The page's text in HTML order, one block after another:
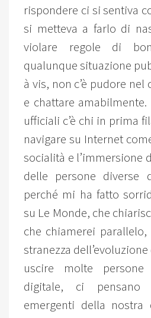
rispondere ci si sentiva
si metteva a farlo di
violare regole di
qualunque situazione
à vis, non c’è pudore
e chattare
ufficiali c’è chi in prima
navigare su Internet
socialità e l’immersione
delle persone diverse
perché mi ha fatto
su Le Monde, che
che chiamerei
stranezza
uscire molte
digitale, ci
emergenti della nostra